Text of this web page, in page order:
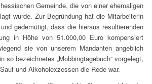
Gemeinde, die von einer ehemaligen
wurde. Zur Begründung hat die Mitarbeiterin
gedemütigt, dass die hieraus resultierenden
in Höhe von 51.000,00 Euro kompensiert
sie von unserem Mandanten angeblich
bezeichnetes „Mobbingtagebuch“ vorgelegt,
und Alkoholexzessen die Rede war.